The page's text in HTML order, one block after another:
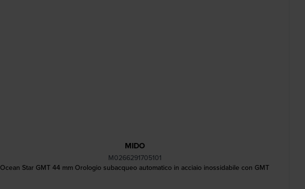
MIDO
M0266291705101
Ocean Star GMT 44 mm Orologio subacqueo automatico in acciaio inossidabile con GMT